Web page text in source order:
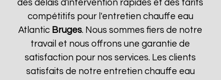
des délais d'intervention rapides et des tarifs
compétitifs pour l'entretien chauffe eau
Atlantic Bruges. Nous sommes fiers de notre
travail et nous offrons une garantie de
satisfaction pour nos services. Les clients
satisfaits de notre entretien chauffe eau